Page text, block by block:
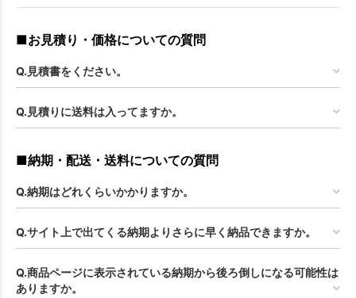
■お見積り・価格についての質問
Q.見積書をください。
Q.見積りに送料は入ってますか。
■納期・配送・送料についての質問
Q.納期はどれくらいかかりますか。
Q.サイト上で出てくる納期よりさらに早く納品できますか。
Q.商品ページに表示されている納期から後ろ倒しになる可能性は
ありますか。